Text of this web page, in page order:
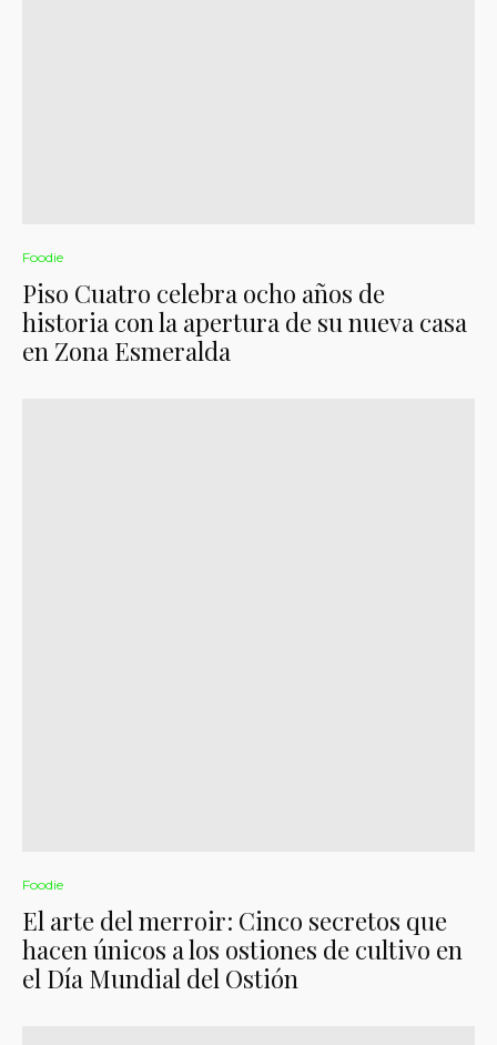
Foodie
Piso Cuatro celebra ocho años de
historia con la apertura de su nueva casa
en Zona Esmeralda
Foodie
El arte del merroir: Cinco secretos que
hacen únicos a los ostiones de cultivo en
el Día Mundial del Ostión